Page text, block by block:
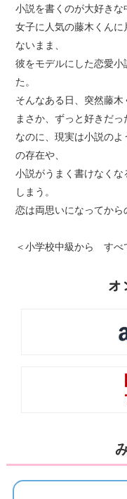
小説を書くのが大好きな
女子に人気の藤木くん
ないまま、
彼をモデルにした恋愛
た。
そんなある日、突然藤木
まさか、ずっと好きだ
なのに、現実は小説の
の存在や、
小説がうまく書けなく
しまう。
恋は両思いになってから
＜小学校中級から すべ
オ